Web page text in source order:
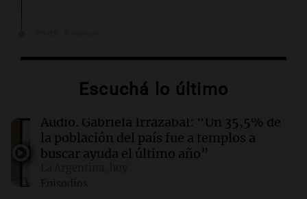
promesas de la NBA: qué reveló el informe
20:29 Sociedad
Rescataron a 146 perros hacinados durante
allanamientos a dos criaderos en Córdoba
20:20 Radioinforme 3
Escuchá lo último
Audio. Gabriela Irrazábal: “Un 35,5% de
la población del país fue a templos a
buscar ayuda el último año”
Episodios